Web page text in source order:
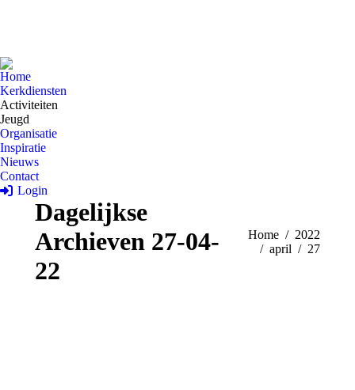
Home
Kerkdiensten
Activiteiten
Jeugd
Organisatie
Inspiratie
Nieuws
Contact
Login
Dagelijkse
Archieven 27-04-
22
Je bent hier:
Home
2022
april
27